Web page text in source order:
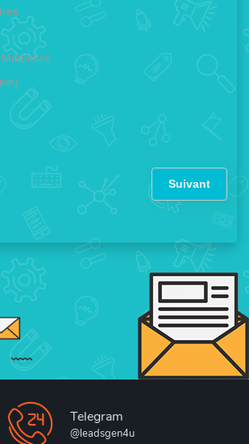
Suivant
Telegram
@leadsgen4u